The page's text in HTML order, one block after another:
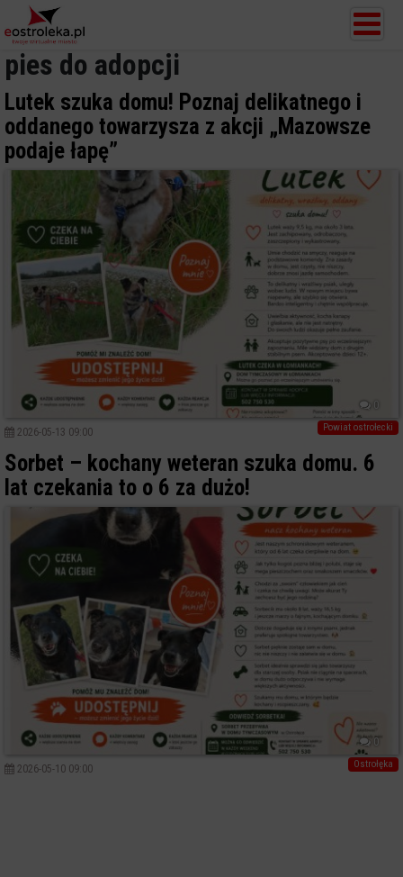
pies do adopcji
Lutek szuka domu! Poznaj delikatnego i
oddanego towarzysza z akcji „Mazowsze
podaje łapę”
0
Powiat ostrołecki
2026-05-13 09:00
Sorbet – kochany weteran szuka domu. 6
lat czekania to o 6 za dużo!
0
Ostrołęka
2026-05-10 09:00